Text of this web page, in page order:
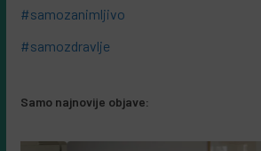
#samozanimljivo
#samozdravlje
Samo najnovije objave: